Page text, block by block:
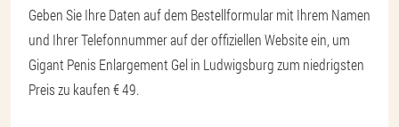
Geben Sie Ihre Daten auf dem Bestellformular mit Ihrem Namen
und Ihrer Telefonnummer auf der offiziellen Website ein, um
Gigant Penis Enlargement Gel in Ludwigsburg zum niedrigsten
Preis zu kaufen € 49.